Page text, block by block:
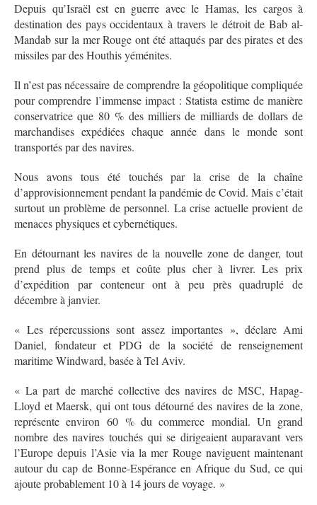
Depuis qu’Israël est en guerre avec le Hamas, les cargos à
destination des pays occidentaux à travers le détroit de Bab al-
Mandab sur la mer Rouge ont été attaqués par des pirates et des
missiles par des Houthis yéménites.
Il n’est pas nécessaire de comprendre la géopolitique compliquée
pour comprendre l’immense impact : Statista estime de manière
conservatrice que 80 % des milliers de milliards de dollars de
marchandises expédiées chaque année dans le monde sont
transportés par des navires.
Nous avons tous été touchés par la crise de la chaîne
d’approvisionnement pendant la pandémie de Covid. Mais c’était
surtout un problème de personnel. La crise actuelle provient de
menaces physiques et cybernétiques.
En détournant les navires de la nouvelle zone de danger, tout
prend plus de temps et coûte plus cher à livrer. Les prix
d’expédition par conteneur ont à peu près quadruplé de
décembre à janvier.
« Les répercussions sont assez importantes », déclare Ami
Daniel, fondateur et PDG de la société de renseignement
maritime Windward, basée à Tel Aviv.
« La part de marché collective des navires de MSC, Hapag-
Lloyd et Maersk, qui ont tous détourné des navires de la zone,
représente environ 60 % du commerce mondial. Un grand
nombre des navires touchés qui se dirigeaient auparavant vers
l’Europe depuis l’Asie via la mer Rouge naviguent maintenant
autour du cap de Bonne-Espérance en Afrique du Sud, ce qui
ajoute probablement 10 à 14 jours de voyage. »